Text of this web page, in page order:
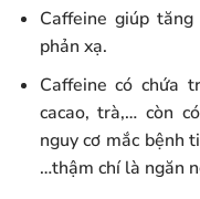
Caffeine giúp
phản xạ.
Caffeine có chứa
cacao, trà,… còn
nguy cơ mắc bệnh
…thậm chí là ngăn